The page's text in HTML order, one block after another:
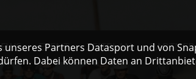
EVENT ZEITPLAN PARTNER
unseres Partners Datasport und von
Dabei können Daten an